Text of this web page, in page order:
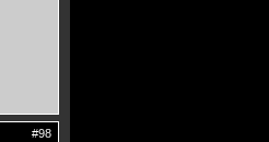
#98